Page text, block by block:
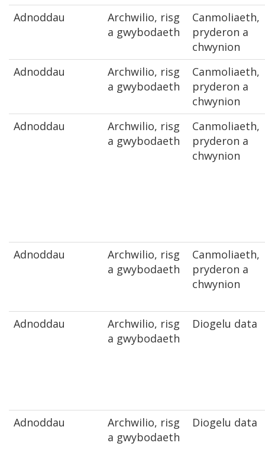
Adnoddau
Archwilio, risg
a gwybodaeth
Canmoliaeth,
pryderon a
chwynion
Adnoddau
Archwilio, risg
a gwybodaeth
Canmoliaeth,
pryderon a
chwynion
Adnoddau
Archwilio, risg
a gwybodaeth
Canmoliaeth,
pryderon a
chwynion
Adnoddau
Archwilio, risg
a gwybodaeth
Canmoliaeth,
pryderon a
chwynion
Adnoddau
Archwilio, risg
a gwybodaeth
Diogelu data
Adnoddau
Archwilio, risg
a gwybodaeth
Diogelu data